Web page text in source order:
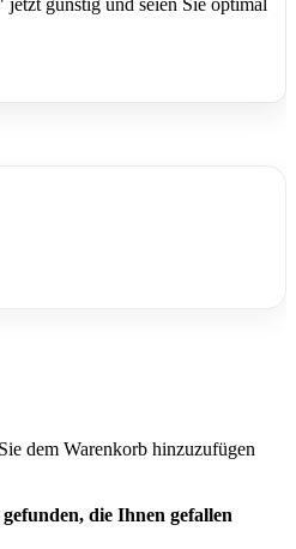
günstig und seien Sie optimal
dem Warenkorb hinzuzufügen
die Ihnen gefallen